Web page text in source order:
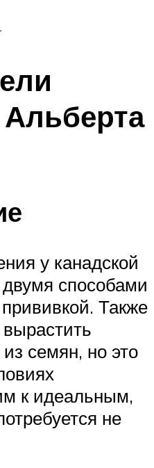
у канадской
способами
Также
семян, но это
к идеальным,
не